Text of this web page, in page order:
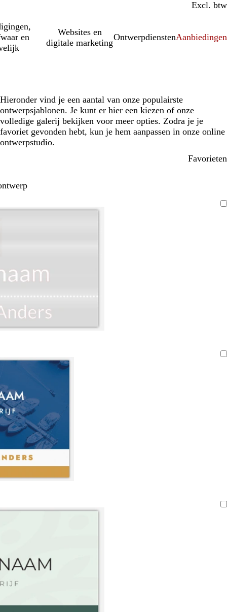
Incl. btw
Excl. btw
en
Websites en
digitale marketing
OntwerpdienstenAanbiedingen
Hieronder vind je een aantal van onze populairste
ontwerpsjablonen. Je kunt er hier een kiezen of onze
volledige galerij bekijken voor meer opties. Zodra je je
favoriet gevonden hebt, kun je hem aanpassen in onze online
ontwerpstudio.
Favorieten